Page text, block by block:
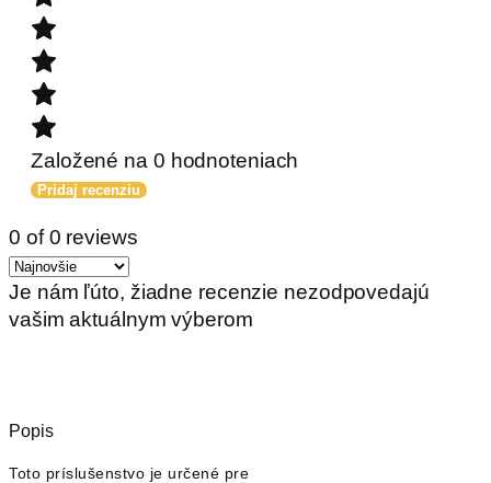
Založené na 0 hodnoteniach
Pridaj recenziu
0 of 0 reviews
Je nám ľúto, žiadne recenzie nezodpovedajú
vašim aktuálnym výberom
Popis
Toto príslušenstvo je určené pre